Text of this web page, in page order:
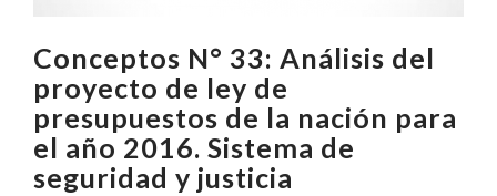
Conceptos N° 33: Análisis del
proyecto de ley de
presupuestos de la nación para
el año 2016. Sistema de
seguridad y justicia